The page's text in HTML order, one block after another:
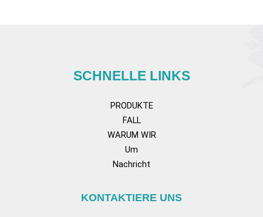
SCHNELLE LINKS
PRODUKTE
FALL
WARUM WIR
Um
Nachricht
KONTAKTIERE UNS